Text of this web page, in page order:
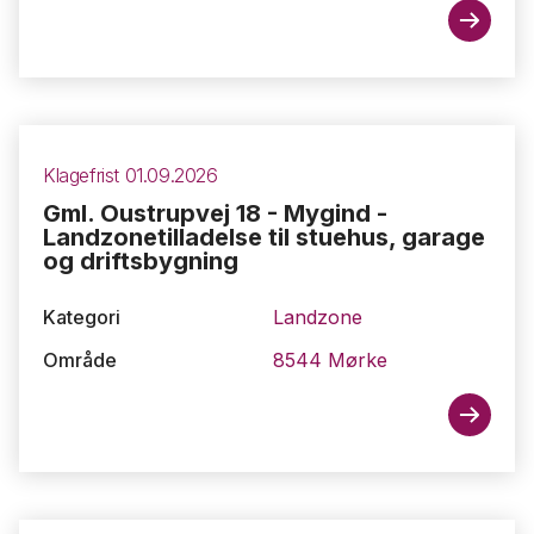
Klagefrist 01.09.2026
Gml. Oustrupvej 18 - Mygind -
Landzonetilladelse til stuehus, garage
og driftsbygning
Kategori
Landzone
Område
8544 Mørke